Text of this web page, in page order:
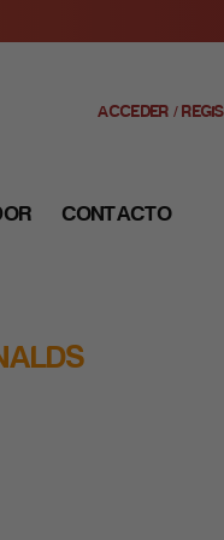
ACCEDER /
CONTACTO